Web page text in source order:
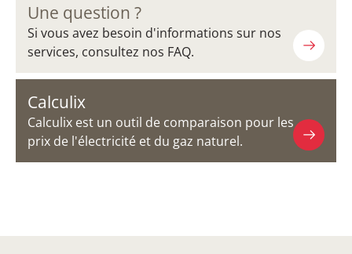
Une question ?
Si vous avez besoin d'informations sur nos
services, consultez nos FAQ.
Calculix
Calculix est un outil de comparaison pour les
prix de l'électricité et du gaz naturel.